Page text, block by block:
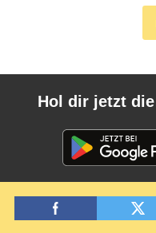
Hol dir jetzt die